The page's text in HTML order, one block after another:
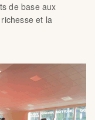
de base aux
et la